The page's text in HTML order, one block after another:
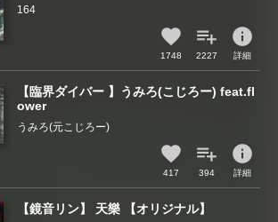
164
1748 2227
info
詳細
【臨界ダイバー 】うみろ(こじろー) feat.fl
ower
うみろ(元こじろー)
417 394
info
詳細
【鏡音リン】 天樂 【オリジナル】